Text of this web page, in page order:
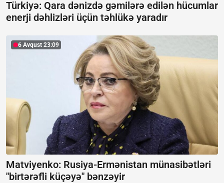
Türkiyə: Qara dənizdə gəmilərə edilən hücumlar
enerji dəhlizləri üçün təhlükə yaradır
6 Avqust 23:09
Matviyenko: Rusiya-Ermənistan münasibətləri
"birtərəfli küçəyə" bənzəyir